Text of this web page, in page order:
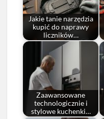
Jakie tanie narzędzia
kupić do naprawy
liczników…
Zaawansowane
technologicznie i
stylowe kuchenki…